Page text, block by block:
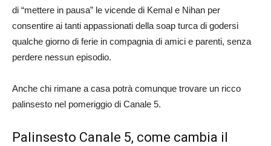
di “mettere in pausa” le vicende di Kemal e Nihan per
consentire ai tanti appassionati della soap turca di godersi
qualche giorno di ferie in compagnia di amici e parenti, senza
perdere nessun episodio.
Anche chi rimane a casa potrà comunque trovare un ricco
palinsesto nel pomeriggio di Canale 5.
Palinsesto Canale 5, come cambia il